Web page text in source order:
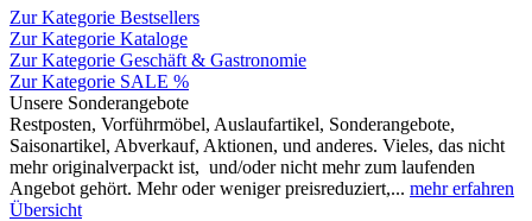
Zur Kategorie Bestsellers
Zur Kategorie Kataloge
Zur Kategorie Geschäft & Gastronomie
Zur Kategorie SALE %
Unsere Sonderangebote
Restposten, Vorführmöbel, Auslaufartikel, Sonderangebote,
Saisonartikel, Abverkauf, Aktionen, und anderes. Vieles, das nicht
mehr originalverpackt ist, und/oder nicht mehr zum laufenden
Angebot gehört. Mehr oder weniger preisreduziert,... mehr erfahren
Übersicht